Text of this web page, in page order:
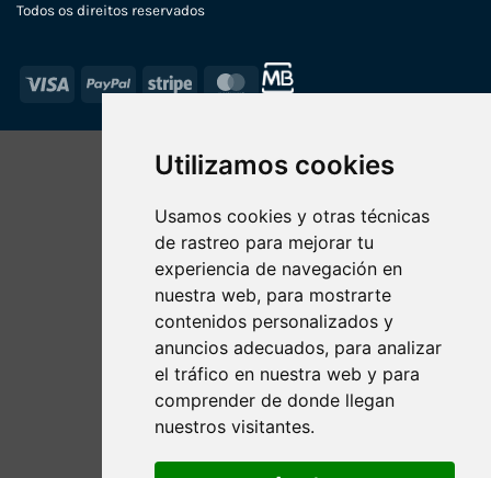
Utilizamos cookies
Usamos cookies y otras técnicas
de rastreo para mejorar tu
experiencia de navegación en
nuestra web, para mostrarte
contenidos personalizados y
anuncios adecuados, para analizar
el tráfico en nuestra web y para
comprender de donde llegan
nuestros visitantes.
Todos os direitos reservados
Visa PayPal Stripe MasterCard